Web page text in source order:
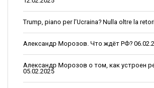
Trump, piano per l’Ucraina? Nulla oltre la
Александр Морозов. Что ждёт РФ?
Александр Морозов о том, как устроен
05.02.2025